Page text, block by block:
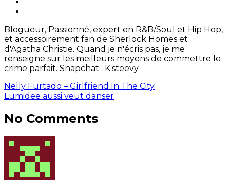
Blogueur, Passionné, expert en R&B/Soul et Hip Hop,
et accessoirement fan de Sherlock Homes et
d'Agatha Christie. Quand je n'écris pas, je me
renseigne sur les meilleurs moyens de commettre le
crime parfait. Snapchat : K.steevy.
Nelly Furtado – Girlfriend In The City
Lumidee aussi veut danser
No Comments